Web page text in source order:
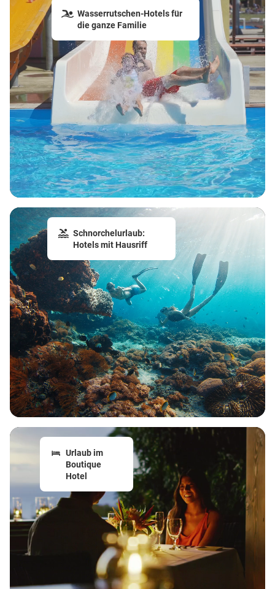
Wasserrutschen-Hotels für
die ganze Familie
Schnorchelurlaub:
Hotels mit Hausriff
Urlaub im
Boutique
Hotel